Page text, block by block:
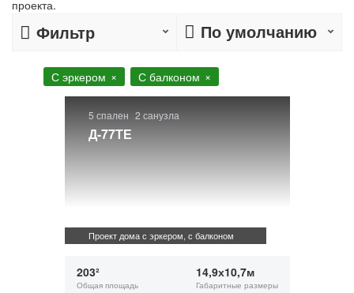
проекта.
Фильтр По умолчанию
С эркером С балконом
5 спален 2 санузла
Д-77ТЕ
Проект дома с эркером, с балконом
203²
Общая площадь
14,9х10,7м
Габаритные размеры